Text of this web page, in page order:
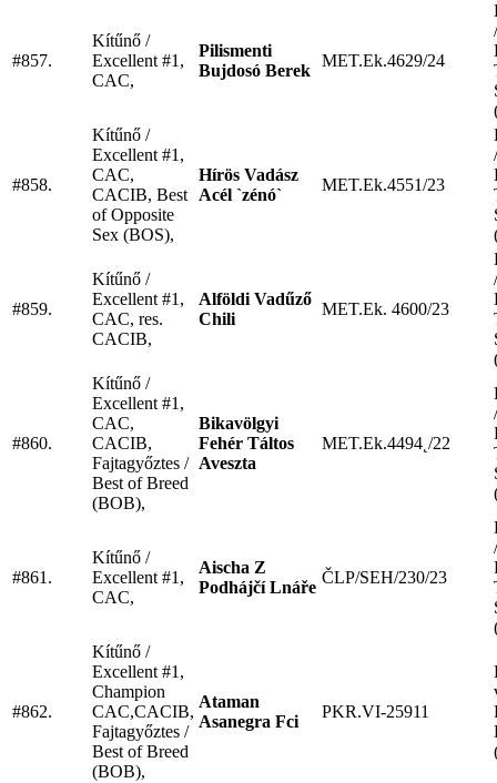
#857.
Kítűnő /
Excellent #1,
CAC,
Pilismenti
Bujdosó Berek
MET.Ek.4629/24
#858.
Kítűnő /
Excellent #1,
CAC,
CACIB, Best
of Opposite
Sex (BOS),
Hírös Vadász
Acél `zénó`
MET.Ek.4551/23
#859.
Kítűnő /
Excellent #1,
CAC, res.
CACIB,
Alföldi Vadűző
Chili
MET.Ek. 4600/23
#860.
Kítűnő /
Excellent #1,
CAC,
CACIB,
Fajtagyőztes /
Best of Breed
(BOB),
Bikavölgyi
Fehér Táltos
Aveszta
MET.Ek.4494˛/22
#861.
Kítűnő /
Excellent #1,
CAC,
Aischa Z
Podhájčí Lnáře
ČLP/SEH/230/23
#862.
Kítűnő /
Excellent #1,
Champion
CAC,CACIB,
Fajtagyőztes /
Best of Breed
(BOB),
Ataman
Asanegra Fci
PKR.VI-25911